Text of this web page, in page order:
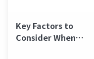
Key Factors to
Consider When